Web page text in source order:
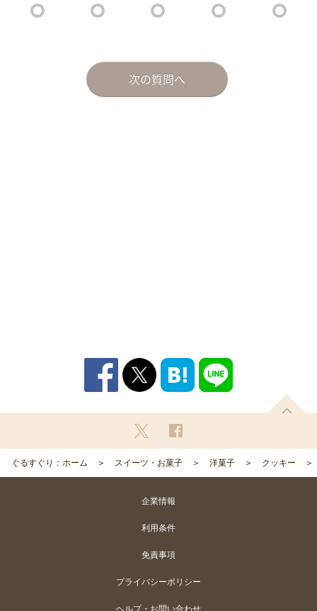
ぐるすぐり：ホーム スイーツ・お菓子 洋菓子 クッキー
企業情報
利用条件
免責事項
プライバシーポリシー
ヘルプ・お問い合わせ